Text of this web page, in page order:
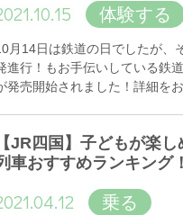
体験する
月14日は鉄道の日でしたが、
進行！もお手伝いしている鉄
発売開始されました！詳細をお
【JR四国】子どもが楽
車おすすめランキング
乗る